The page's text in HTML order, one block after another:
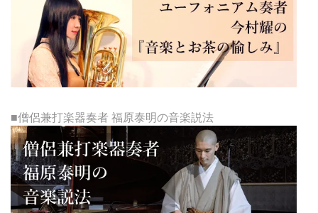
■僧侶兼打楽器奏者 福原泰明の音楽説法